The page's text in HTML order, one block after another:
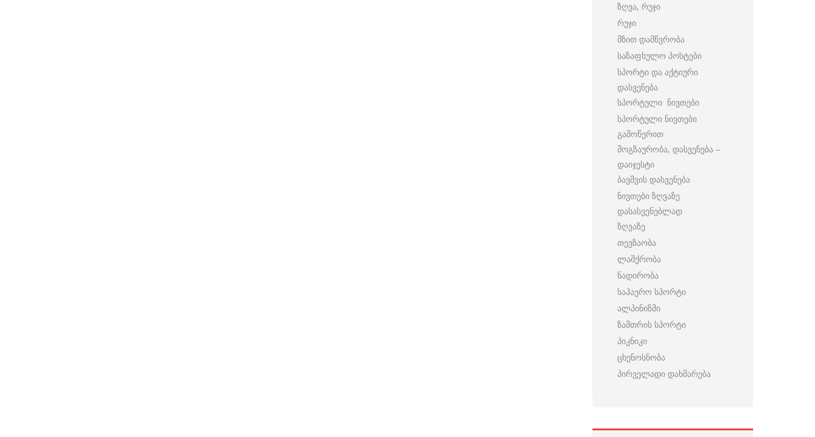
ზღვა, რუჯი
რუჯი
მზით დამწვრობა
საზაფხულო პოსტები
სპორტი და აქტიური
დასვენება
სპორტული ნივთები
სპორტული ნივთები
გამოწერით
მოგზაურობა, დასვენება –
დაიჯესტი
ბავშვის დასვენება
ნივთები ზღვაზე
დასასვენებლად
ზღვაზე
თევზაობა
ლაშქრობა
ნადირობა
საჰაერო სპორტი
ალპინიზმი
ზამთრის სპორტი
პიკნიკი
ცხენოსნობა
პირველადი დახმარება